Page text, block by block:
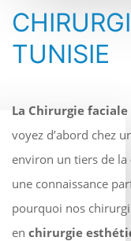
TUNISIE
La Chirurgie
voyez d’abord chez
environ un tiers de la
une connaissance
pourquoi nos
en chirurgie